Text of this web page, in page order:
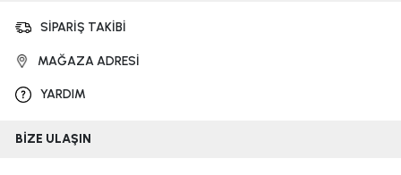
SİPARİŞ TAKİBİ
MAĞAZA ADRESİ
YARDIM
BİZE ULAŞIN